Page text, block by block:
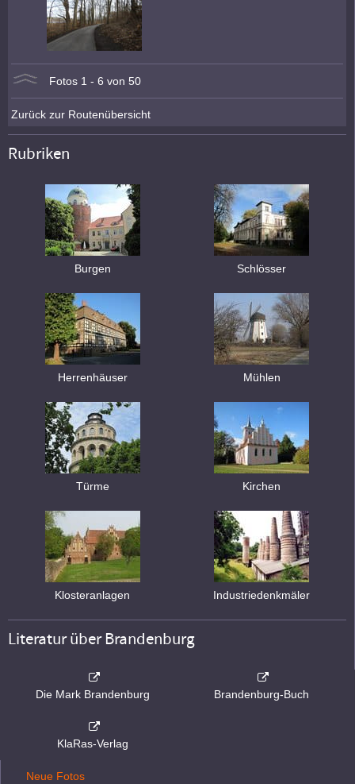
Fotos 1 - 6 von 50
Zurück zur Routenübersicht
Rubriken
Burgen Schlösser
Herrenhäuser Mühlen
Türme Kirchen
Klosteranlagen Industriedenkmäler
Literatur über Brandenburg
Die Mark Brandenburg Brandenburg-Buch
KlaRas-Verlag
Neue Fotos